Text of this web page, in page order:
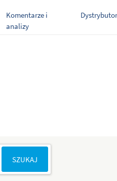
Komentarze i
analizy